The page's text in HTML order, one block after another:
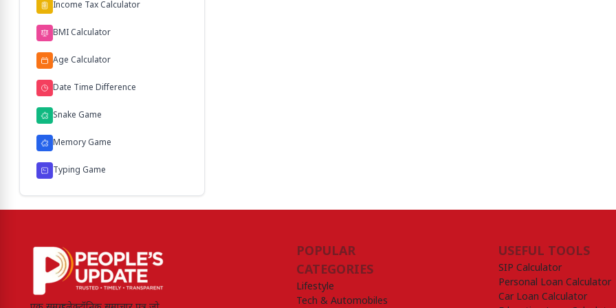
Income Tax Calculator
BMI Calculator
Age Calculator
Date Time Difference
Snake Game
Memory Game
Typing Game
POPULAR
CATEGORIES
Lifestyle
Tech & Automobiles
USEFUL TOOLS
SIP Calculator
Personal Loan Calculator
Car Loan Calculator